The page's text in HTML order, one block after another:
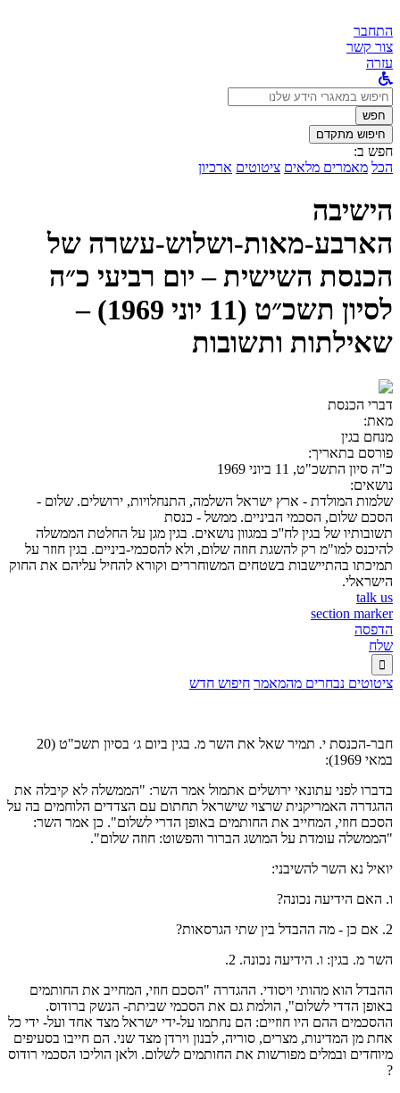
התחבר
צור קשר
עזרה
לחפש
ב:חפש
חיפוש מתקדם
חפש ב:
הכל מאמרים מלאים ציטוטים ארכיון
הישיבה
הארבע-מאות-ושלוש-עשרה של
הכנסת השישית – יום רביעי כ״ה
לסיון תשכ״ט (11 יוני 1969) –
שאילתות ותשובות
דברי הכנסת
מאת:
מנחם בגין
פורסם בתאריך:
כ"ה סיון התשכ"ט, 11 ביוני 1969
נושאים:
שלמות המולדת - ארץ ישראל השלמה, התנחלויות, ירושלים. שלום -
הסכם שלום, הסכמי הביניים. ממשל - כנסת
תשובותיו של בגין לח''כ במגוון נושאים. בגין מגן על החלטת הממשלה
להיכנס למו"מ רק להשגת חוזה שלום, ולא להסכמי-ביניים. בגין חוזר על
תמיכתו בהתיישבות בשטחים המשוחררים וקורא להחיל עליהם את החוק
הישראלי.
talk us
section marker
הדפסה
שלח

ציטוטים נבחרים מהמאמר חיפוש חדש
חבר-הכנסת י. תמיר שאל את השר מ. בגין ביום ג׳ בסיון תשכ"ט (20
במאי 1969):
בדברו לפני עתונאי ירושלים אתמול אמר השר: "הממשלה לא קיבלה את
ההגדרה האמריקנית שרצוי שישראל תחתום עם הצדדים הלוחמים בה על
הסכם חוזי, המחייב את החותמים באופן הדרי לשלום". כן אמר השר:
"הממשלה עומדת על המושג הברור והפשוט: חוזה שלום".
יואיל נא השר להשיבני:
ו. האם הידיעה נכונה?
2. אם כן - מה ההבדל בין שתי הגרסאות?
השר מ. בגין: ו. הידיעה נכונה. 2.
ההבדל הוא מהותי ויסודי. ההגדרה "הסכם חוזי, המחייב את החותמים
באופן הדדי לשלום", הולמת גם את הסכמי שביתת- הנשק ברודוס.
ההסכמים ההם היו חוזיים: הם נחתמו על-ידי ישראל מצד אחד ועל- ידי כל
אחת מן המדינות, מצרים, סוריה, לבנון וירדן מצד שני. הם חייבו בסעיפים
מיוחדים ובמלים מפורשות את החותמים לשלום. ולאן הוליכו הסכמי רודוס
?